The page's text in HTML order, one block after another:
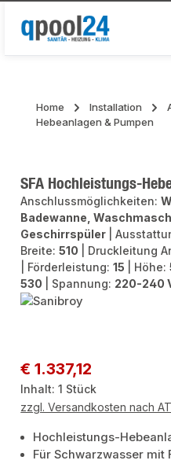
Zum Hauptinhalt springen
Home Installation
Hebeanlagen & Pumpen
SFA Hochleistungs-
Anschlussmöglichkeiten:
Badewanne,
Geschirrspüler
Breite:510 Druckleitung
Förderleistung:15 Höhe:
530
Spannung: 220-240
Regulärer Preis:
€ 1.337,12
Inhalt:1 Stück
zzgl. Versandkosten nach AT
Hochleistungs-
Für Schwarzwasser mit